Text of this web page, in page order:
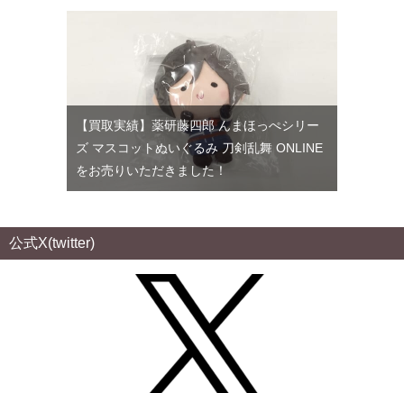
【買取実績】薬研藤四郎 んまほっぺシリー
ズ マスコットぬいぐるみ 刀剣乱舞 ONLINE
をお売りいただきました！
公式X(twitter)